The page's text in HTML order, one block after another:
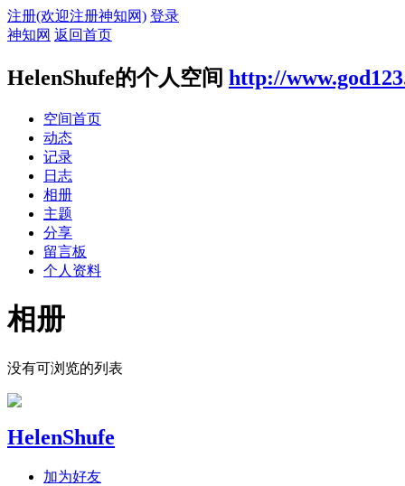
注册(欢迎注册神知网) 登录
神知网 返回首页
HelenShufe的个人空间 http://
空间首页
动态
记录
日志
相册
主题
分享
留言板
个人资料
相册
没有可浏览的列表
HelenShufe
加为好友